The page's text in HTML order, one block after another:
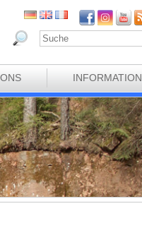
INFORMATION